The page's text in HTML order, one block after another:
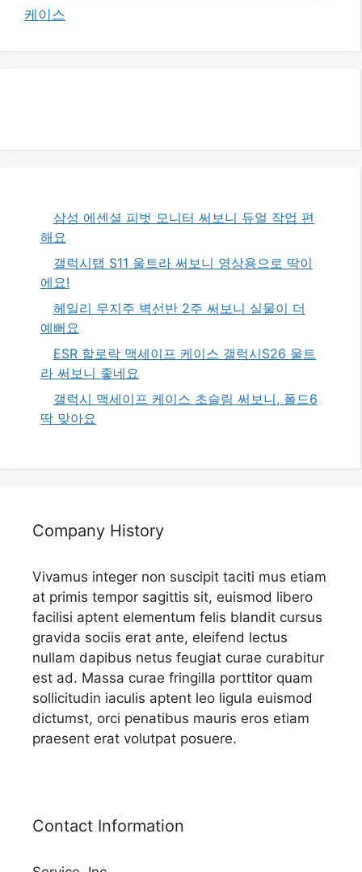
케이스
삼성 에센셜 피벗 모니터 써보니 듀얼 작업 편
해요
갤럭시탭 S11 울트라 써보니 영상용으로 딱이
에요!
헤일리 무지주 벽선반 2주 써보니 실물이 더
예뻐요
ESR 할로락 맥세이프 케이스 갤럭시S26 울트
라 써보니 좋네요
갤럭시 맥세이프 케이스 초슬림 써보니, 폴드6
딱 맞아요
Company History
Vivamus integer non suscipit taciti mus etiam
at primis tempor sagittis sit, euismod libero
facilisi aptent elementum felis blandit cursus
gravida sociis erat ante, eleifend lectus
nullam dapibus netus feugiat curae curabitur
est ad. Massa curae fringilla porttitor quam
sollicitudin iaculis aptent leo ligula euismod
dictumst, orci penatibus mauris eros etiam
praesent erat volutpat posuere.
Contact Information